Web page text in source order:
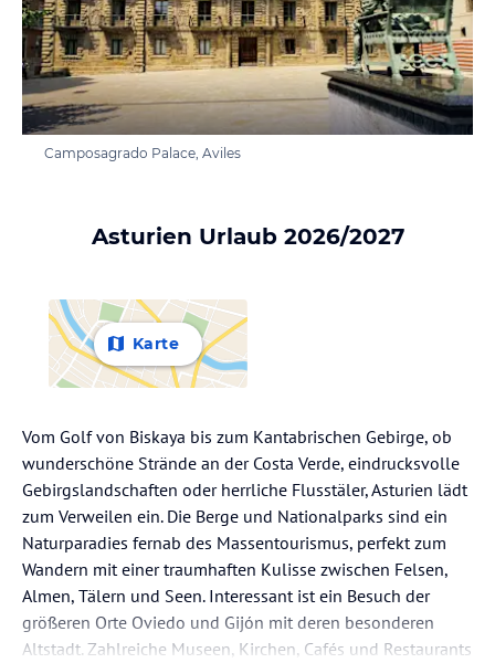
Camposagrado Palace, Aviles
Asturien Urlaub 2026/2027
Karte
Vom Golf von Biskaya bis zum Kantabrischen Gebirge, ob
wunderschöne Strände an der Costa Verde, eindrucksvolle
Gebirgslandschaften oder herrliche Flusstäler, Asturien lädt
zum Verweilen ein. Die Berge und Nationalparks sind ein
Naturparadies fernab des Massentourismus, perfekt zum
Wandern mit einer traumhaften Kulisse zwischen Felsen,
Almen, Tälern und Seen. Interessant ist ein Besuch der
größeren Orte Oviedo und Gijón mit deren besonderen
Altstadt. Zahlreiche Museen, Kirchen, Cafés und Restaurants